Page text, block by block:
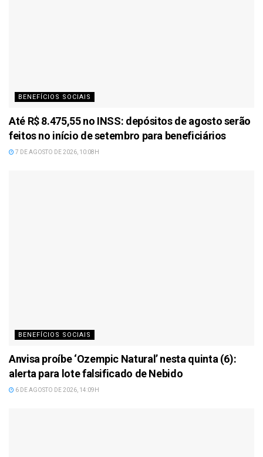
BENEFÍCIOS SOCIAIS
Até R$ 8.475,55 no INSS: depósitos de agosto serão
feitos no início de setembro para beneficiários
7 DE AGOSTO DE 2026, 10:08H
BENEFÍCIOS SOCIAIS
Anvisa proíbe ‘Ozempic Natural’ nesta quinta (6):
alerta para lote falsificado de Nebido
6 DE AGOSTO DE 2026, 14:09H